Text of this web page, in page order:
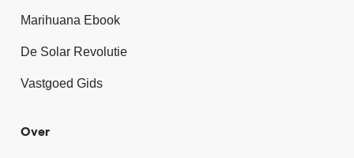
Marihuana Ebook
De Solar Revolutie
Vastgoed Gids
Over